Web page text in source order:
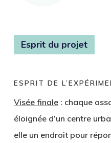
Esprit du projet
ESPRIT DE
Visée finale: chaque
éloignée d’un centre
elle un endroit pour